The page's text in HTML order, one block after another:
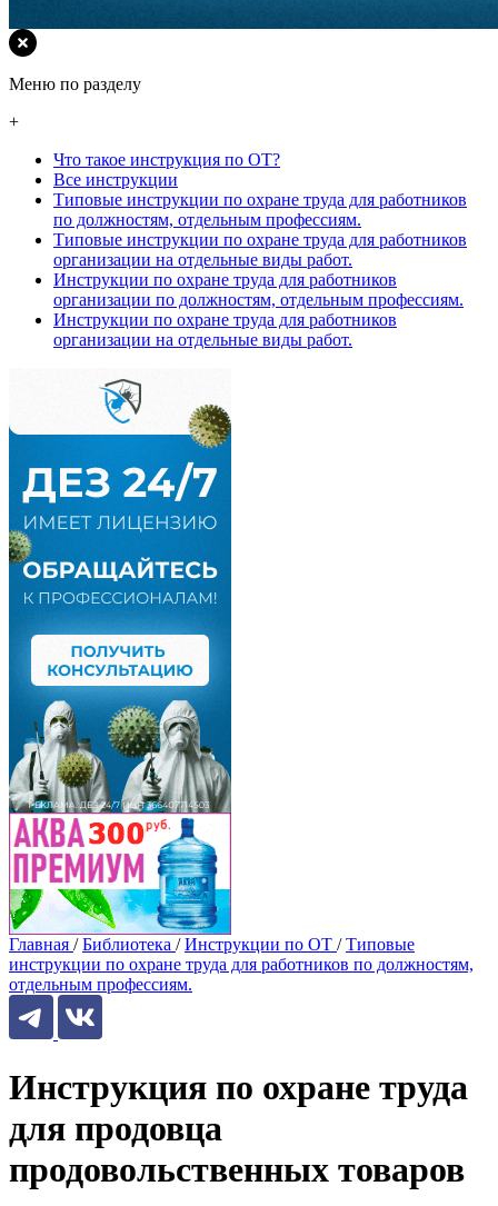
Меню по разделу
+
Что такое инструкция по ОТ?
Все инструкции
Типовые инструкции по охране труда для работников
по должностям, отдельным профессиям.
Типовые инструкции по охране труда для работников
организации на отдельные виды работ.
Инструкции по охране труда для работников
организации по должностям, отдельным профессиям.
Инструкции по охране труда для работников
организации на отдельные виды работ.
Главная / Библиотека / Инструкции по ОТ / Типовые
инструкции по охране труда для работников по должностям,
отдельным профессиям.
Инструкция по охране труда
для продовца
продовольственных товаров